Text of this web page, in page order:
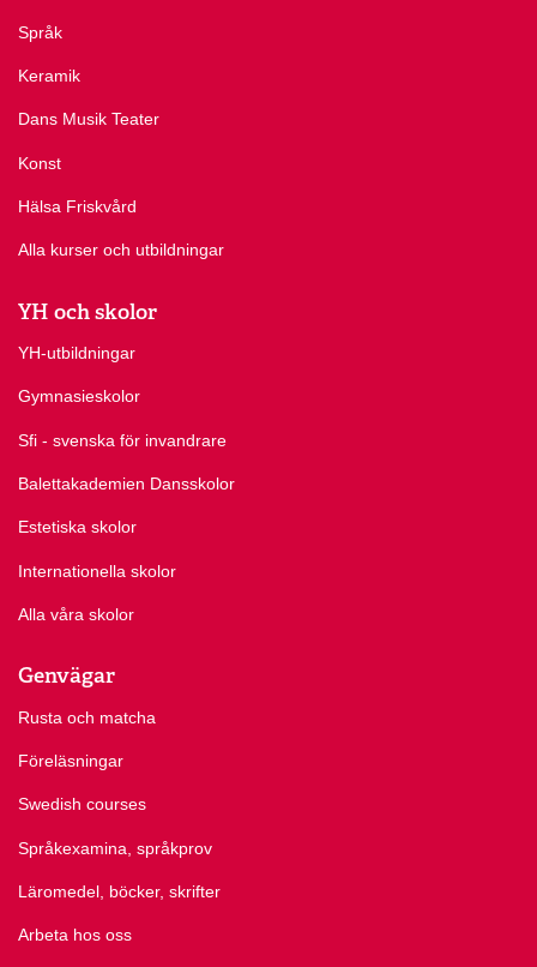
Språk
Keramik
Dans Musik Teater
Konst
Hälsa Friskvård
Alla kurser och utbildningar
YH och skolor
YH-utbildningar
Gymnasieskolor
Sfi - svenska för invandrare
Balettakademien Dansskolor
Estetiska skolor
Internationella skolor
Alla våra skolor
Genvägar
Rusta och matcha
Föreläsningar
Swedish courses
Språkexamina, språkprov
Läromedel, böcker, skrifter
Arbeta hos oss